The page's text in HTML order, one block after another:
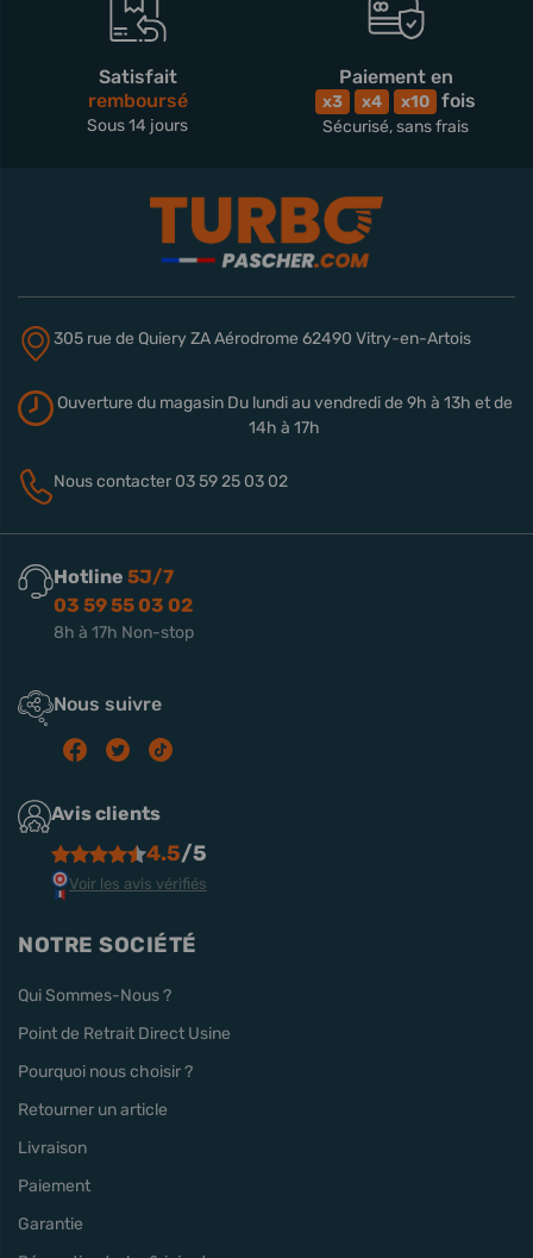
Satisfait
remboursé
Sous 14 jours
Paiement en
x3 x4 x10 fois
Sécurisé, sans frais
305 rue de QuieryZA Aérodrome 62490 Vitry-en-Artois
Ouverture du magasinDu lundi au vendredi de 9h à 13h et de
14h à 17h
Nous contacter 03 59 25 03 02
Hotline 5J/7
03 59 55 03 02
8h à 17h Non-stop
Nous suivre
Avis clients
4.5/5
Voir les avis vérifiés
NOTRE SOCIÉTÉ
Qui Sommes-Nous ?
Point de Retrait Direct Usine
Pourquoi nous choisir ?
Retourner un article
Livraison
Paiement
Garantie